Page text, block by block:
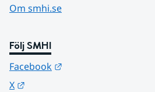
Om smhi.se
Följ SMHI
Facebook
X